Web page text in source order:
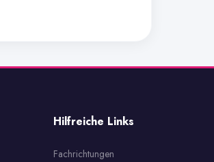
Hilfreiche Links
Fachrichtungen